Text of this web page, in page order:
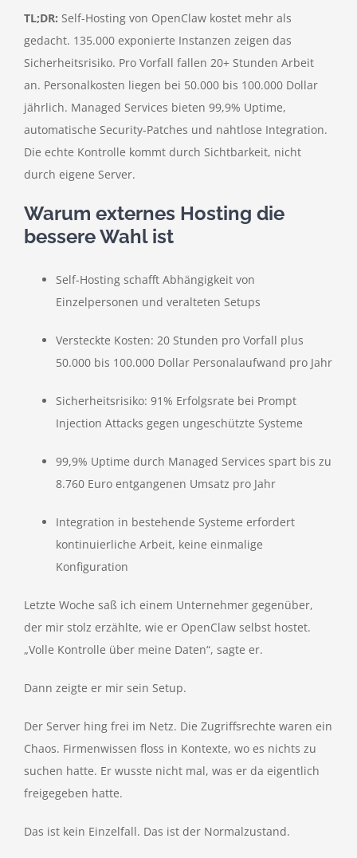
TL;DR: Self-Hosting von OpenClaw kostet mehr als
gedacht. 135.000 exponierte Instanzen zeigen das
Sicherheitsrisiko. Pro Vorfall fallen 20+ Stunden Arbeit
an. Personalkosten liegen bei 50.000 bis 100.000 Dollar
jährlich. Managed Services bieten 99,9% Uptime,
automatische Security-Patches und nahtlose Integration.
Die echte Kontrolle kommt durch Sichtbarkeit, nicht
durch eigene Server.
Warum externes Hosting die
bessere Wahl ist
Self-Hosting schafft Abhängigkeit von
Einzelpersonen und veralteten Setups
Versteckte Kosten: 20 Stunden pro Vorfall plus
50.000 bis 100.000 Dollar Personalaufwand pro Jahr
Sicherheitsrisiko: 91% Erfolgsrate bei Prompt
Injection Attacks gegen ungeschützte Systeme
99,9% Uptime durch Managed Services spart bis zu
8.760 Euro entgangenen Umsatz pro Jahr
Integration in bestehende Systeme erfordert
kontinuierliche Arbeit, keine einmalige
Konfiguration
Letzte Woche saß ich einem Unternehmer gegenüber,
der mir stolz erzählte, wie er OpenClaw selbst hostet.
„Volle Kontrolle über meine Daten“, sagte er.
Dann zeigte er mir sein Setup.
Der Server hing frei im Netz. Die Zugriffsrechte waren ein
Chaos. Firmenwissen floss in Kontexte, wo es nichts zu
suchen hatte. Er wusste nicht mal, was er da eigentlich
freigegeben hatte.
Das ist kein Einzelfall. Das ist der Normalzustand.